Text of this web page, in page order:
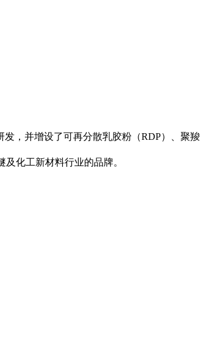
，并增设了可再分散乳胶粉（RDP）、聚羧
化工新材料行业的品牌。